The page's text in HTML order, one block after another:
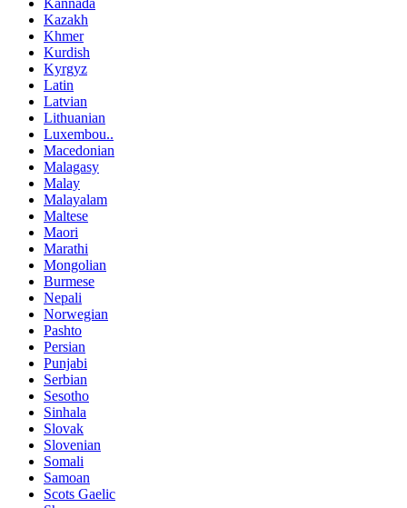
Kazakh
Khmer
Kurdish
Kyrgyz
Latin
Latvian
Lithuanian
Luxembou..
Macedonian
Malagasy
Malay
Malayalam
Maltese
Maori
Marathi
Mongolian
Burmese
Nepali
Norwegian
Pashto
Persian
Punjabi
Serbian
Sesotho
Sinhala
Slovak
Slovenian
Somali
Samoan
Scots Gaelic